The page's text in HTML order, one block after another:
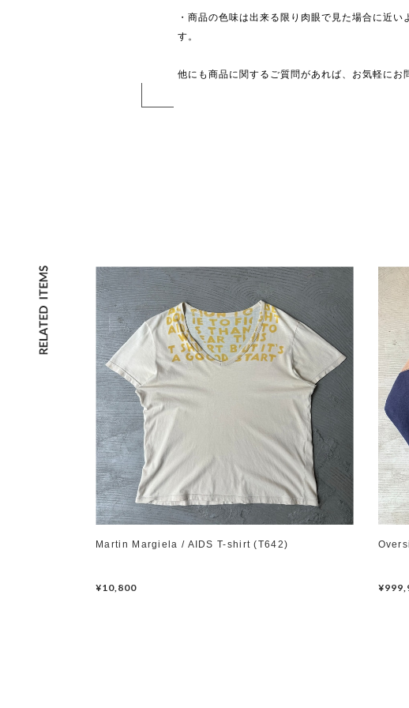
・商品の色味は出来る限り肉眼で見た場合に近
す。
他にも商品に関するご質問があれば、お気軽にお
Martin Margiela / AIDS T-shirt (T642)
¥10,800